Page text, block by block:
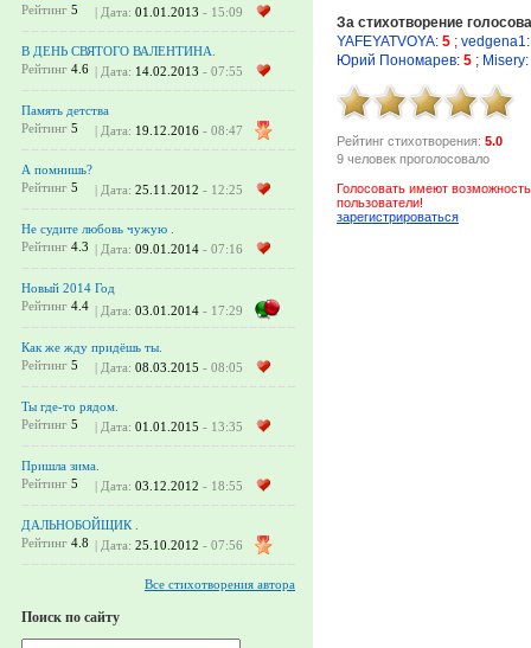
Рейтинг 5 | Дата: 01.01.2013 - 15:09
В ДЕНЬ СВЯТОГО ВАЛЕНТИНА.
Рейтинг 4.6 | Дата: 14.02.2013 - 07:55
Память детства
Рейтинг 5 | Дата: 19.12.2016 - 08:47
А помнишь?
Рейтинг 5 | Дата: 25.11.2012 - 12:25
Не судите любовь чужую .
Рейтинг 4.3 | Дата: 09.01.2014 - 07:16
Новый 2014 Год
Рейтинг 4.4 | Дата: 03.01.2014 - 17:29
Как же жду придёшь ты.
Рейтинг 5 | Дата: 08.03.2015 - 08:05
Ты где-то рядом.
Рейтинг 5 | Дата: 01.01.2015 - 13:35
Пришла зима.
Рейтинг 5 | Дата: 03.12.2012 - 18:55
ДАЛЬНОБОЙЩИК .
Рейтинг 4.8 | Дата: 25.10.2012 - 07:56
Все стихотворения автора
Поиск по сайту
За стихотворение
YAFEYATVOYA: 5 ; vedgena1 :
Юрий Пономарев: 5 ; Misery:
Рейтинг стихотворения: 5.0
9 человек проголосовало
Голосовать имеют
пользователи!
зарегистрироваться